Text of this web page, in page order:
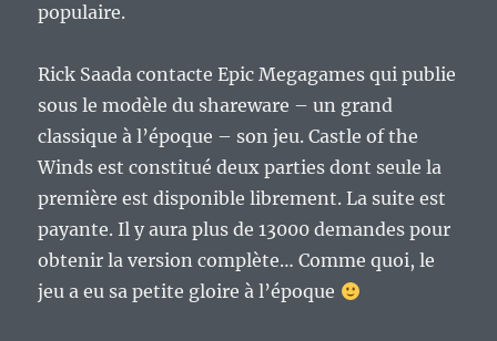
populaire.
Rick Saada contacte Epic Megagames qui publie
sous le modèle du shareware – un grand
classique à l’époque – son jeu. Castle of the
Winds est constitué deux parties dont seule la
première est disponible librement. La suite est
payante. Il y aura plus de 13000 demandes pour
obtenir la version complète… Comme quoi, le
jeu a eu sa petite gloire à l’époque